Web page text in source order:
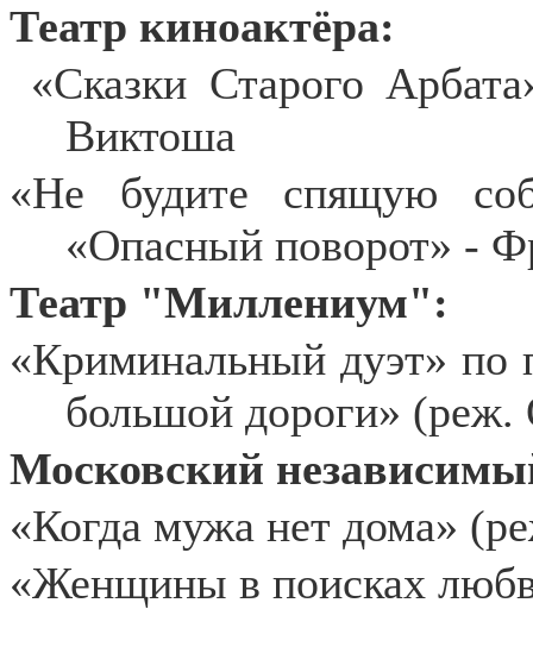
Театр киноактёра:
«Сказки Старого
Виктоша
«Не будите спящую
«Опасный поворот» -
Театр "Миллениум":
«Криминальный дуэт» по
большой дороги»
Московский
«Когда мужа нет дома»
«Женщины в поисках